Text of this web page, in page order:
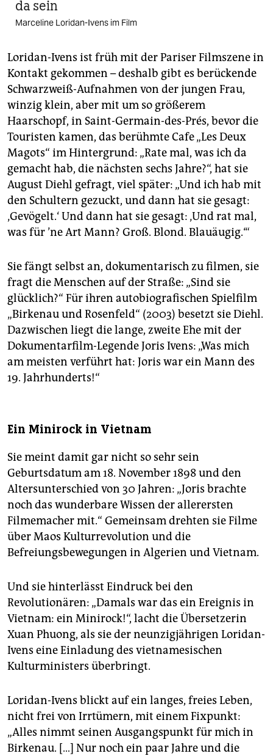
da sein
Marceline Loridan-Ivens im Film
Loridan-Ivens ist früh mit der Pariser Filmszene in
Kontakt gekommen – deshalb gibt es berückende
Schwarzweiß-Aufnahmen von der jungen Frau,
winzig klein, aber mit um so größerem
Haarschopf, in Saint-Germain-des-Prés, bevor die
Touristen kamen, das berühmte Cafe „Les Deux
Magots“ im Hintergrund: „Rate mal, was ich da
gemacht hab, die nächsten sechs Jahre?“, hat sie
August Diehl gefragt, viel später: „Und ich hab mit
den Schultern gezuckt, und dann hat sie gesagt:
‚Gevögelt.‘ Und dann hat sie gesagt: ‚Und rat mal,
was für ’ne Art Mann? Groß. Blond. Blauäugig.‘“
Sie fängt selbst an, dokumentarisch zu filmen, sie
fragt die Menschen auf der Straße: „Sind sie
glücklich?“ Für ihren autobiografischen Spielfilm
„Birkenau und Rosenfeld“ (2003) besetzt sie Diehl.
Dazwischen liegt die lange, zweite Ehe mit der
Dokumentarfilm-Legende Joris Ivens: „Was mich
am meisten verführt hat: Joris war ein Mann des
19. Jahrhunderts!“
Ein Minirock in Vietnam
Sie meint damit gar nicht so sehr sein
Geburtsdatum am 18. November 1898 und den
Altersunterschied von 30 Jahren: „Joris brachte
noch das wunderbare Wissen der allerersten
Filmemacher mit.“ Gemeinsam drehten sie Filme
über Maos Kulturrevolution und die
Befreiungsbewegungen in Algerien und Vietnam.
Und sie hinterlässt Eindruck bei den
Revolutionären: „Damals war das ein Ereignis in
Viet­nam: ein Minirock!“, lacht die Übersetzerin
Xuan Phuong, als sie der neunzigjährigen Loridan-
Ivens eine Einladung des viet­namesischen
Kulturministers überbringt.
Loridan-Ivens blickt auf ein langes, freies Leben,
nicht frei von Irrtümern, mit einem Fixpunkt:
„Alles nimmt seinen Ausgangspunkt für mich in
Birkenau. […] Nur noch ein paar Jahre und die